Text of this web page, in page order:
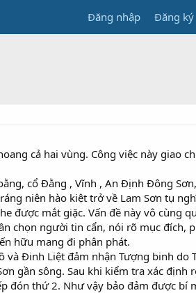
Đăng nhập Đăng ký
cả hai vùng. Công việc này giao
cổ Đằng , Vĩnh , An Định Đông
niên hào kiệt trở về Lam Sơn tụ
được mắt giặc. Vấn đề này vô cùng
chọn người tin cẩn, nói rõ mục đích,
hữu mang đi phân phát.
Đinh Liệt đảm nhận Tượng binh do
gần sông. Sau khi kiểm tra xác định
thứ 2. Như vậy bảo đảm được bí